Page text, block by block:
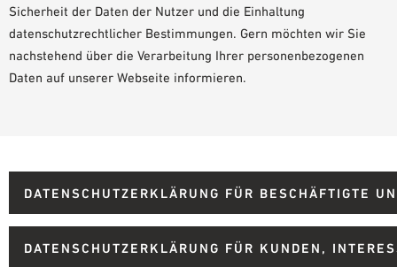
LEISTUNGSERKLÄRUNG (DOP)
PLANUNGSHILFEN
Karriere
Sicherheit der Daten der Nutzer und die Einhaltung
datenschutzrechtlicher Bestimmungen. Gern möchten wir Sie
nachstehend über die Verarbeitung Ihrer personenbezogenen
Daten auf unserer Webseite informieren.
DATENSCHUTZERKLÄRUNG FÜR BESCHÄFTIGTE
DATENSCHUTZERKLÄRUNG FÜR KUNDEN,